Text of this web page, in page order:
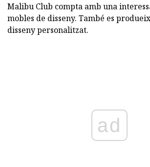
Malibu Club compta amb una
mobles de disseny. També es
disseny personalitzat.
ad